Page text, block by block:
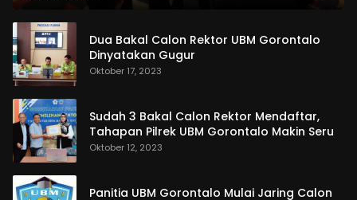
Dua Bakal Calon Rektor UBM Gorontalo
Dinyatakan Gugur
Oktober 17, 2023
Sudah 3 Bakal Calon Rektor Mendaftar,
Tahapan Pilrek UBM Gorontalo Makin Seru
Oktober 12, 2023
Panitia UBM Gorontalo Mulai Jaring Calon